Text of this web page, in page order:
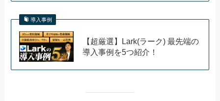
導入事例
【超厳選】Lark(ラーク) 最先端の
導入事例を5つ紹介！